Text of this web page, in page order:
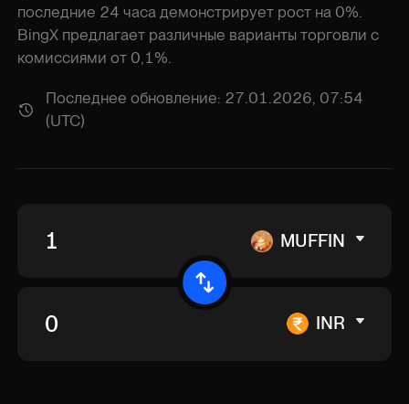
последние 24 часа демонстрирует рост на 0%.
BingX предлагает различные варианты торговли с
комиссиями от 0,1%.
Последнее обновление: 27.01.2026, 07:54
(UTC)
MUFFIN
INR